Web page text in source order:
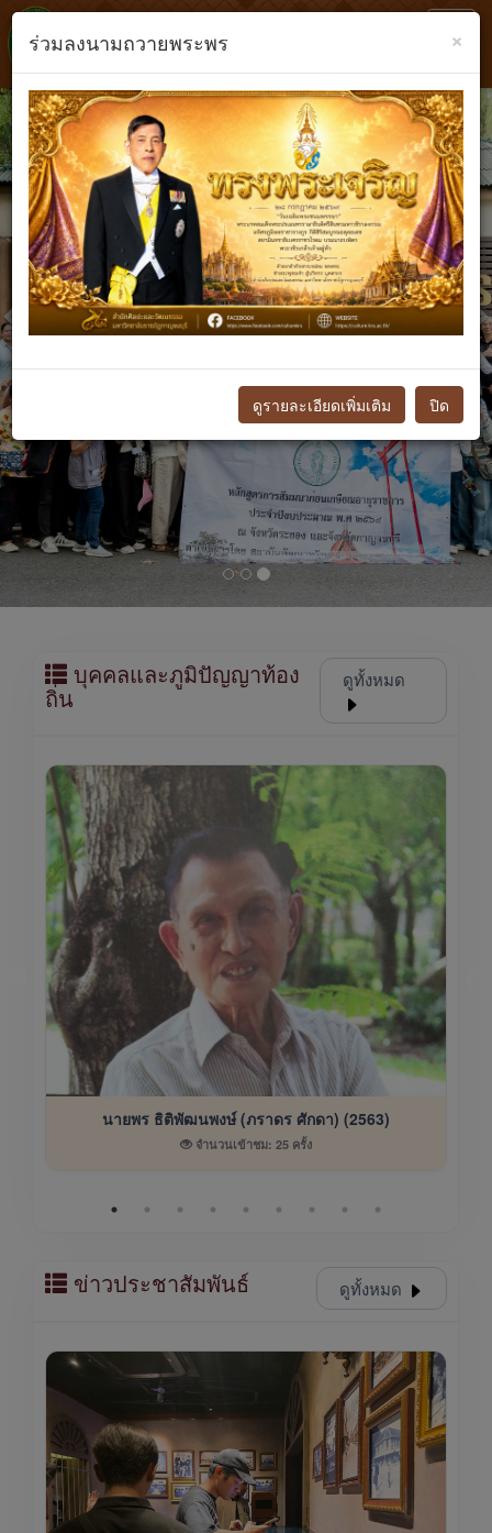
Previous
บุคคลและภูมิปัญญาท้อง
ถิ่น
ดูทั้งหมด
นายพร ธิติพัฒนพงษ์ (ภราดร ศักดา) (2563)
จำนวนเข้าชม: 25 ครั้ง
ข่าวประชาสัมพันธ์ ดูทั้งหมด
×
ร่วมลงนามถวายพระพร
ดูรายละเอียดเพิ่มเติม ปิด